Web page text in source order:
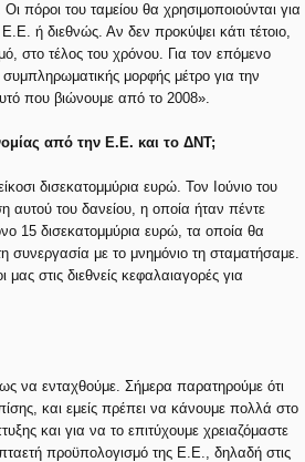
πόροι του ταμείου θα χρησιμοποιούνται για
ή διεθνώς. Αν δεν προκύψει κάτι τέτοιο,
στο τέλος του χρόνου. Για τον επόμενο
συμπληρωματικής μορφής μέτρο για την
που βιώνουμε από το 2008».
από την Ε.Ε. και το ΔΝΤ;
δισεκατομμύρια ευρώ. Τον Ιούνιο του
αυτού του δανείου, η οποία ήταν πέντε
15 δισεκατομμύρια ευρώ, τα οποία θα
με το μνημόνιο τη σταματήσαμε.
στις διεθνείς κεφαλαιαγορές για
να ενταχθούμε. Σήμερα παρατηρούμε ότι
και εμείς πρέπει να κάνουμε πολλά στο
και για να το επιτύχουμε χρειαζόμαστε
προϋπολογισμό της Ε.Ε., δηλαδή στις